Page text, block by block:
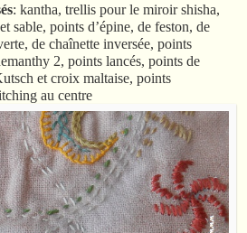
: kantha, trellis pour le miroir shisha,
sable, points d’épine, de feston, de
de chaînette inversée, points
2, points lancés, points de
et croix maltaise, points
au centre